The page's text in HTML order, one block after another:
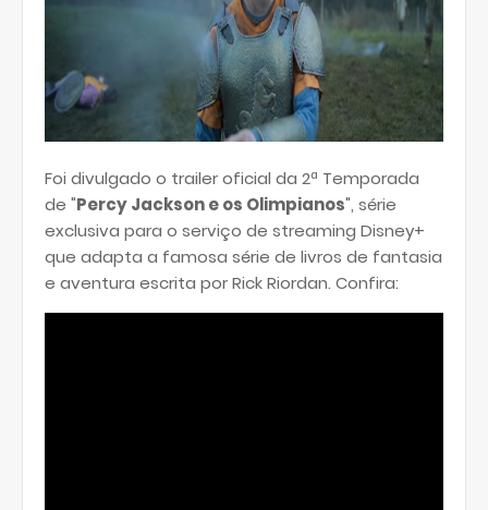
Foi divulgado o trailer oficial da 2ª Temporada
de "Percy Jackson e os Olimpianos", série
exclusiva para o serviço de streaming Disney+
que adapta a famosa série de livros de fantasia
e aventura escrita por Rick Riordan. Confira: